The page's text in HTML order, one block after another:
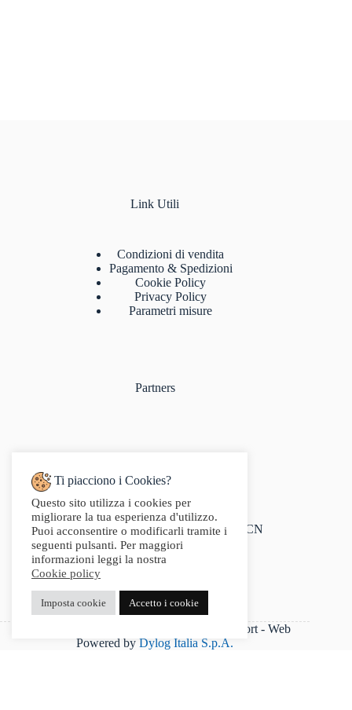
Link Utili
Condizioni di vendita
Pagamento & Spedizioni
Cookie Policy
Privacy Policy
Parametri misure
Partners
Indirizzo:
Via Audisio, 26, 12042 Bra CN
Telefono:
0172 412 414
Fax:
0172412414
P.IVA 03542250042 - Copyright 2025 G2Sport - Web
Powered byDylog Italia S.p.A.
Ti piacciono i Cookies?
Questo sito utilizza i cookies per
migliorare la tua esperienza d'utilizzo.
Puoi acconsentire o modificarli tramite i
seguenti pulsanti. Per maggiori
informazioni leggi la nostra
Cookie policy
Imposta cookie Accetto i cookie